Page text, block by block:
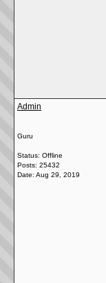
Admin
Guru
Status: Offline
Posts: 25432
Date: Aug 29, 2019